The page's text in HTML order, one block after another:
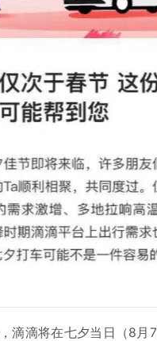
滴滴将在七夕当日（8